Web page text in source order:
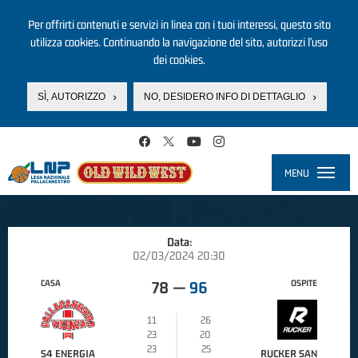
Per offrirti contenuti e servizi in linea con i tuoi interessi, questo sito
utilizza cookies. Continuando la navigazione del sito, autorizzi l’uso
dei cookies.
SÌ, AUTORIZZO NO, DESIDERO INFO DI DETTAGLIO
MENU
Data:
02/03/2024 20:30
CASA
S4 ENERGIA
78 — 96
11
26
23
20
23
25
OSPITE
RUCKER SAN